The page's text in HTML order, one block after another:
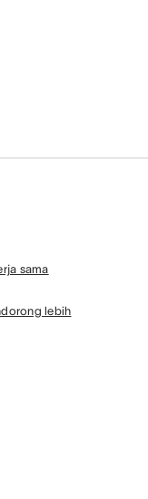
sama
lebih